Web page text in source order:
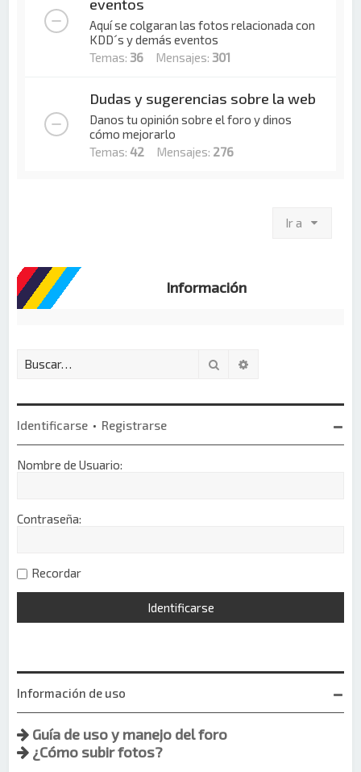
eventos
Aquí se colgaran las fotos relacionada con
KDD´s y demás eventos
Temas: 36 Mensajes: 301
Dudas y sugerencias sobre la web
Danos tu opinión sobre el foro y dinos
cómo mejorarlo
Temas:42 Mensajes: 276
Ir a
Información
Buscar
Identificarse • Registrarse
Nombre de Usuario:
Contraseña:
Recordar
Información de uso
Guía de uso y manejo del foro
¿Cómo subir fotos?